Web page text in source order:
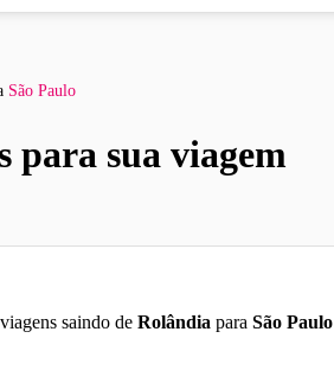
São Paulo
para sua viagem
saindo de Rolândia para São Paulo